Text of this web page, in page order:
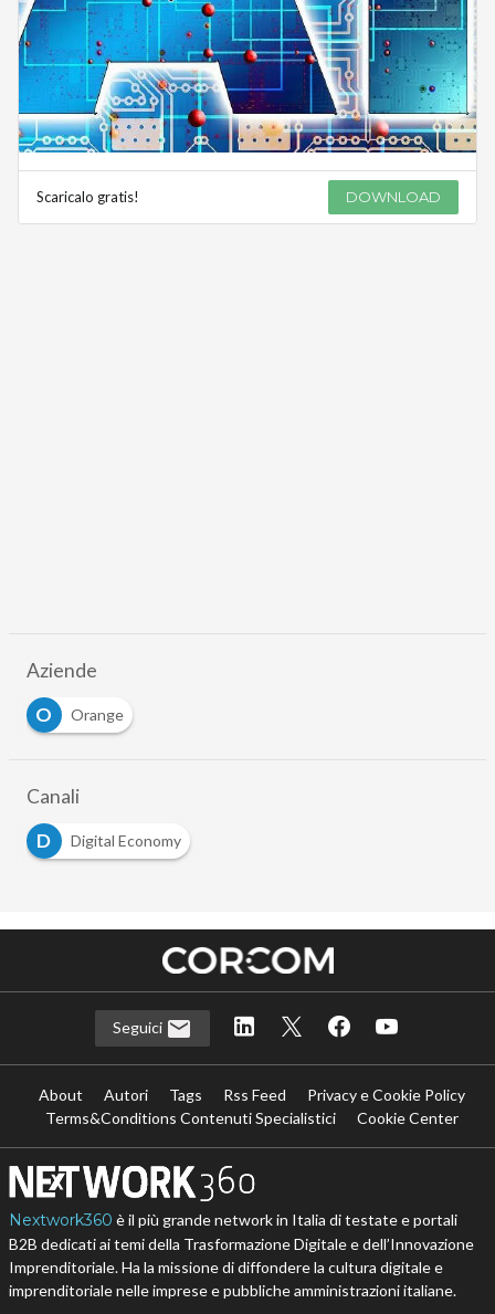
Scaricalo gratis! DOWNLOAD
Aziende
O
Orange
Canali
D
Digital Economy
Seguici
About Autori Tags Rss Feed
Privacy e Cookie Policy
Terms&Conditions Contenuti Specialistici
Cookie Center
Nextwork360 è il più grande network in Italia di testate e portali
B2B dedicati ai temi della Trasformazione Digitale e dell’Innovazione
Imprenditoriale. Ha la missione di diffondere la cultura digitale e
imprenditoriale nelle imprese e pubbliche amministrazioni italiane.